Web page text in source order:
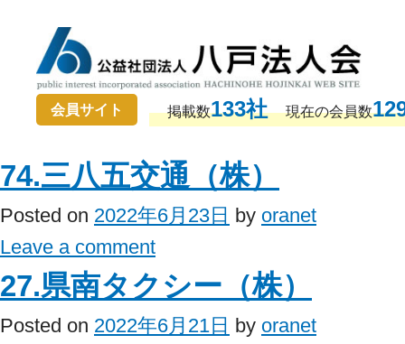
会員サイト 掲載数133社 現在の会員数
74.三八五交通（株）
Posted on 2022年6月23日 by oranet
Leave a comment
27.県南タクシー（株）
Posted on 2022年6月21日 by oranet